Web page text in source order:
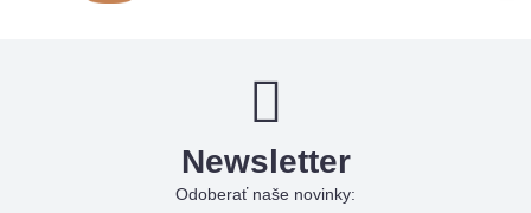
Newsletter
Odoberať naše novinky: